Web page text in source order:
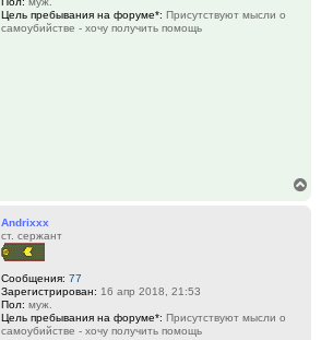
Цель пребывания на форуме*: Присутствуют мысли о
самоубийстве - хочу получить помощь
Andrixxx
ст. сержант
Сообщения: 77
Зарегистрирован: 16 апр 2018, 21:53
Пол: муж.
Цель пребывания на форуме*: Присутствуют мысли о
самоубийстве - хочу получить помощь